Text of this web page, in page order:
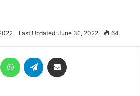
Last Updated: June 30, 2022 64